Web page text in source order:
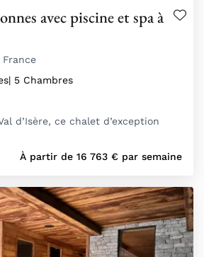
avec piscine et spa à
France
| 5 Chambres
d’Isère, ce chalet d’exception
À partir de 16 763 € par semaine